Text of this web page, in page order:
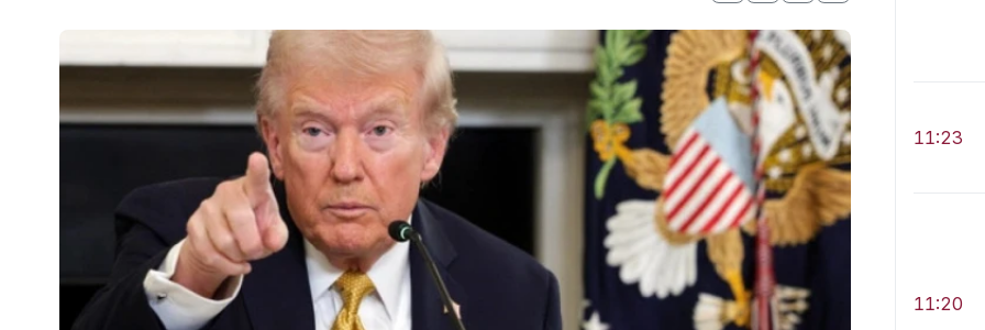
11:23
11:20